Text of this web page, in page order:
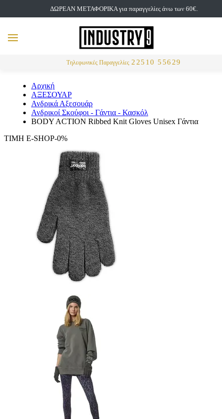
ΔΩΡΕΑΝ ΜΕΤΑΦΟΡΙΚΑ για παραγγελίες άνω των 60€.
Τηλεφωνικές Παραγγελίες 22510 55629
MENU
Αρχική
ΑΞΕΣΟΥΑΡ
Ανδρικά Αξεσουάρ
Ανδρικοί Σκούφοι - Γάντια - Κασκόλ
BODY ACTION Ribbed Knit Gloves Unisex Γάντια
ΤΙΜΗ E-SHOP-0%